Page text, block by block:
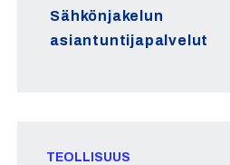
Sähkönjakelun
asiantuntijapalvelut
TEOLLISUUS